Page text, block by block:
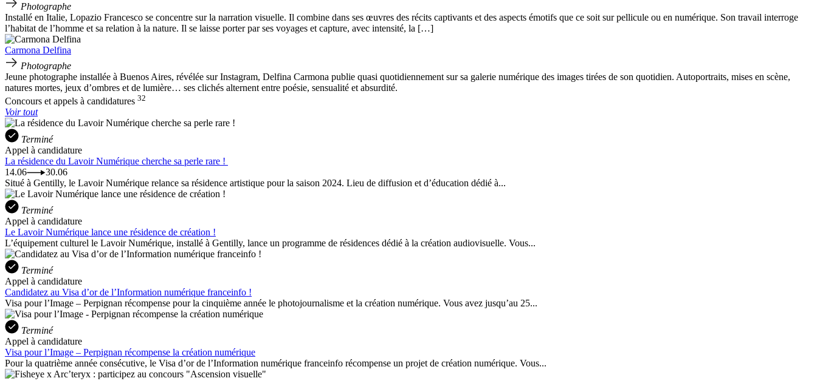
Photographe
Installé en Italie, Lopazio Francesco se concentre sur la narration visuelle. Il combine dans ses œuvres des récits captivants et des aspects émotifs que ce soit sur pellicule ou en numérique. Son travail interroge
l’habitat de l’homme et sa relation à la nature. Il se laisse porter par ses voyages et capture, avec intensité, la […]
Carmona Delfina
Photographe
Jeune photographe installée à Buenos Aires, révélée sur Instagram, Delfina Carmona publie quasi quotidiennement sur sa galerie numérique des images tirées de son quotidien. Autoportraits, mises en scène,
natures mortes, jeux d’ombres et de lumière… ses clichés alternent entre poésie, sensualité et absurdité.
Concours et appels à candidatures 32
Voir tout
Terminé
Appel à candidature
La résidence du Lavoir Numérique cherche sa perle rare !
14.06
30.06
Situé à Gentilly, le Lavoir Numérique relance sa résidence artistique pour la saison 2024. Lieu de diffusion et d’éducation dédié à...
Terminé
Appel à candidature
Le Lavoir Numérique lance une résidence de création !
L’équipement culturel le Lavoir Numérique, installé à Gentilly, lance un programme de résidences dédié à la création audiovisuelle. Vous...
Terminé
Appel à candidature
Candidatez au Visa d’or de l’Information numérique franceinfo !
Visa pour l’Image – Perpignan récompense pour la cinquième année le photojournalisme et la création numérique. Vous avez jusqu’au 25...
Terminé
Appel à candidature
Visa pour l’Image – Perpignan récompense la création numérique
Pour la quatrième année consécutive, le Visa d’or de l’Information numérique franceinfo récompense un projet de création numérique. Vous...